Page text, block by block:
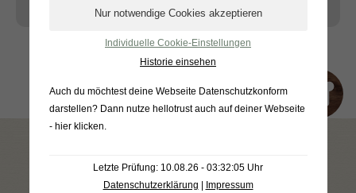
UNSER HOFLADEN NEWSLETTER
Erhalte Neuigkeiten & Angebote
Individuelle Cookie-Einstellungen
Historie einsehen
Auch du möchtest deine Webseite Datenschutzkonform
darstellen? Dann nutze hellotrust auch auf deiner Webseite
- hier klicken
Letzte Prüfung: 10.08.26 - 03:32:05 Uhr
Datenschutzerklärung | Impressum